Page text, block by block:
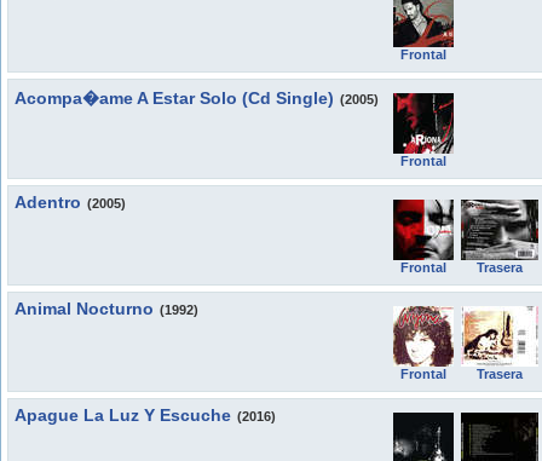
Frontal
Acompa�ame A Estar Solo (Cd Single) (2005)
Frontal
Adentro (2005)
Frontal Trasera
Animal Nocturno (1992)
Frontal Trasera
Apague La Luz Y Escuche (2016)